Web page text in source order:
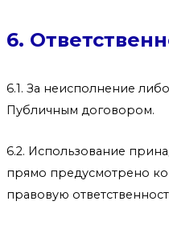
6.
6.1. За неисполнение
Публичным договором.
6.2. Использование
прямо предусмотрено
правовую